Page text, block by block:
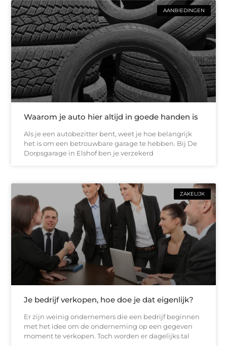
AANBIEDINGEN
Waarom je auto hier altijd in goede handen is
Als je een autobezitter bent, weet je hoe belangrijk
het is om een betrouwbare garage te hebben. Bij De
Dorpsgarage in Elshof ben je verzekerd
ZAKELIJK
Je bedrijf verkopen, hoe doe je dat eigenlijk?
Er zijn weinig ondernemers die een bedrijf beginnen
met het idee om de onderneming op een gegeven
moment te verkopen. Toch worden er dagelijks tal